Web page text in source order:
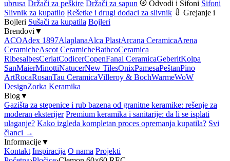
ubrusa Držači za peškire Držači za sapun Odvodi i Sifoni Sifoni
Slivnik za kupatilo Rešetke i drugi dodaci za slivnik
Grejanje i
Bojleri Sušači za kupatila Bojleri
Brendovi ▼
ACOAdex 1897AlaplanaAlca PlastArcana CeramicaArena
CeramicheAscot CeramicheBathcoCeramica
RibesalbesCerlatCodicerCopenFanal CeramicaGeberitKolpa
SanMaierMinottiNatucerNew TilesOnixPamesaPeštanPino
ArtRocaRosanTau CeramicaVilleroy & BochWarmeWoW
DesignZorka Keramika
Blog▼
Gazišta za stepenice i rub bazena od granitne keramike: rešenje za
moderan eksterijer Premium keramika i sanitarije: da li se isplati
ulaganje? Kako izgleda kompletan proces opremanja kupatila? Svi
članci →
Informacije▼
Kontakt Inspiracija O nama Projekti